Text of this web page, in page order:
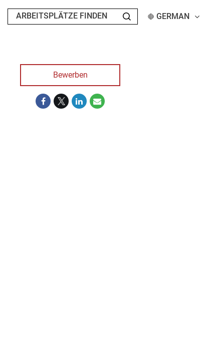
GERMAN
Bewerben